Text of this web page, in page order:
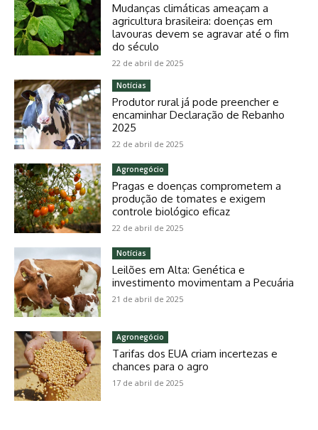
Mudanças climáticas ameaçam a
agricultura brasileira: doenças em
lavouras devem se agravar até o fim
do século
22 de abril de 2025
Notícias
Produtor rural já pode preencher e
encaminhar Declaração de Rebanho
2025
22 de abril de 2025
Agronegócio
Pragas e doenças comprometem a
produção de tomates e exigem
controle biológico eficaz
22 de abril de 2025
Notícias
Leilões em Alta: Genética e
investimento movimentam a Pecuária
21 de abril de 2025
Agronegócio
Tarifas dos EUA criam incertezas e
chances para o agro
17 de abril de 2025